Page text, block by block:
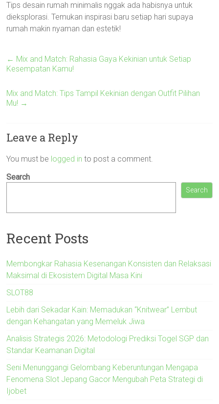
Tips desain rumah minimalis nggak ada habisnya untuk
dieksplorasi. Temukan inspirasi baru setiap hari supaya
rumah makin nyaman dan estetik!
← Mix and Match: Rahasia Gaya Kekinian untuk Setiap
Kesempatan Kamu!
Mix and Match: Tips Tampil Kekinian dengan Outfit Pilihan
Mu! →
Leave a Reply
You must be logged in to post a comment.
Search
Search
Recent Posts
Membongkar Rahasia Kesenangan Konsisten dan Relaksasi
Maksimal di Ekosistem Digital Masa Kini
SLOT88
Lebih dari Sekadar Kain: Memadukan “Knitwear” Lembut
dengan Kehangatan yang Memeluk Jiwa
Analisis Strategis 2026: Metodologi Prediksi Togel SGP dan
Standar Keamanan Digital
Seni Menunggangi Gelombang Keberuntungan Mengapa
Fenomena Slot Jepang Gacor Mengubah Peta Strategi di
Ijobet